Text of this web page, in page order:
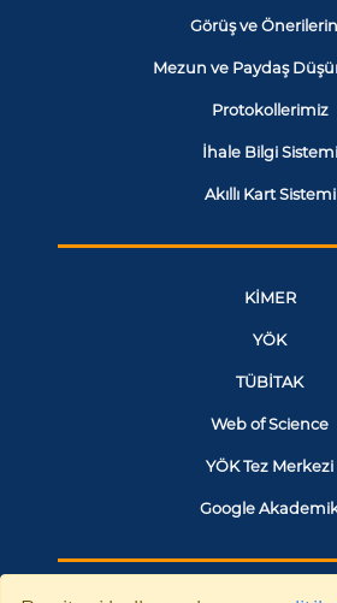
Görüş ve
Mezun ve Paydaş
Protokollerimiz
İhale Bilgi Sistemi
Akıllı Kart Sistemi
KİMER
YÖK
TÜBİTAK
Web of Science
YÖK Tez Merkezi
Google